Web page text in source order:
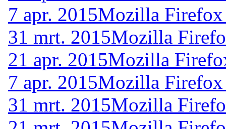
7 apr. 2015Mozilla Firefox
31 mrt. 2015Mozilla
21 apr. 2015Mozilla
7 apr. 2015Mozilla
31 mrt. 2015Mozilla